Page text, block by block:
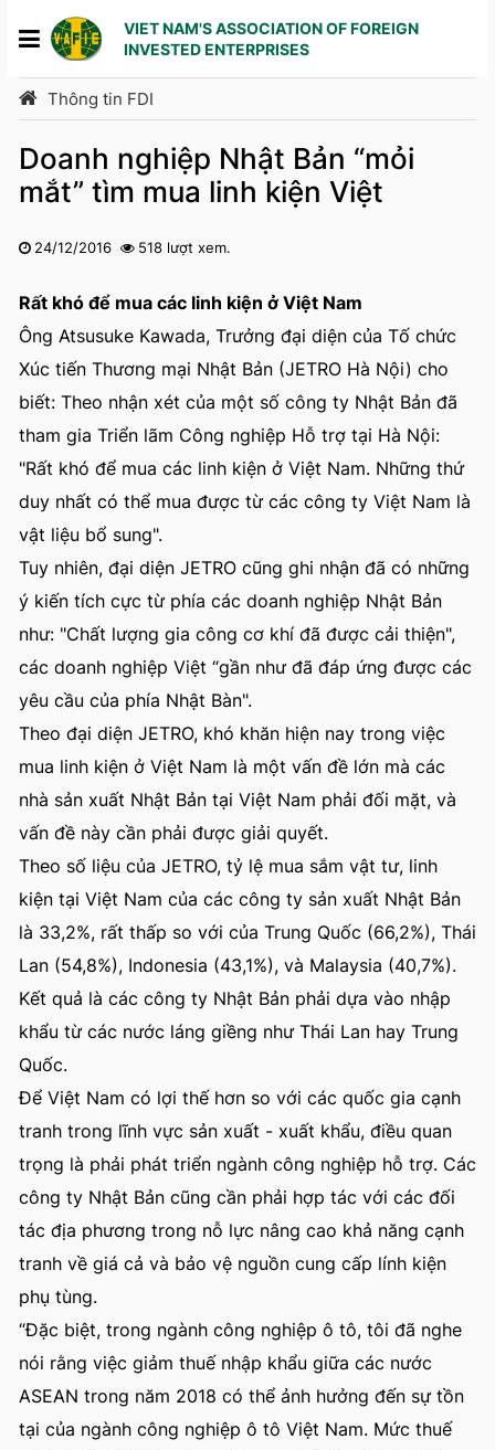
VIET NAM'S ASSOCIATION OF FOREIGN
INVESTED ENTERPRISES
Thông tin FDI
Doanh nghiệp Nhật Bản “mỏi
mắt” tìm mua linh kiện Việt
24/12/2016
518 lượt xem.
Rất khó để mua các linh kiện ở Việt Nam
Ông Atsusuke Kawada, Trưởng đại diện của Tố chức
Xúc tiến Thương mại Nhật Bản (JETRO Hà Nội) cho
biết: Theo nhận xét của một số công ty Nhật Bản đã
tham gia Triển lãm Công nghiệp Hỗ trợ tại Hà Nội:
"Rất khó để mua các linh kiện ở Việt Nam. Những thứ
duy nhất có thể mua được từ các công ty Việt Nam là
vật liệu bổ sung".
Tuy nhiên, đại diện JETRO cũng ghi nhận đã có những
ý kiến tích cực từ phía các doanh nghiệp Nhật Bản
như: "Chất lượng gia công cơ khí đã được cải thiện",
các doanh nghiệp Việt “gần như đã đáp ứng được các
yêu cầu của phía Nhật Bàn".
Theo đại diện JETRO, khó khăn hiện nay trong việc
mua linh kiện ở Việt Nam là một vấn đề lớn mà các
nhà sản xuất Nhật Bản tại Việt Nam phải đối mặt, và
vấn đề này cần phải được giải quyết.
Theo số liệu của JETRO, tỷ lệ mua sắm vật tư, linh
kiện tại Việt Nam của các công ty sản xuất Nhật Bản
là 33,2%, rất thấp so với của Trung Quốc (66,2%), Thái
Lan (54,8%), Indonesia (43,1%), và Malaysia (40,7%).
Kết quả là các công ty Nhật Bản phải dựa vào nhập
khẩu từ các nước láng giềng như Thái Lan hay Trung
Quốc.
Để Việt Nam có lợi thế hơn so với các quốc gia cạnh
tranh trong lĩnh vực sản xuất - xuất khẩu, điều quan
trọng là phải phát triển ngành công nghiệp hỗ trợ. Các
công ty Nhật Bản cũng cần phải hợp tác với các đối
tác địa phương trong nỗ lực nâng cao khả năng cạnh
tranh về giá cả và bảo vệ nguồn cung cấp lính kiện
phụ tùng.
“Đặc biệt, trong ngành công nghiệp ô tô, tôi đã nghe
nói rằng việc giảm thuế nhập khẩu giữa các nước
ASEAN trong năm 2018 có thể ảnh hưởng đến sự tồn
tại của ngành công nghiệp ô tô Việt Nam. Mức thuế